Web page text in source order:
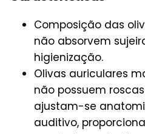
Composição das
não absorvem
higienização.
Olivas auriculares
não possuem
ajustam-se
auditivo,